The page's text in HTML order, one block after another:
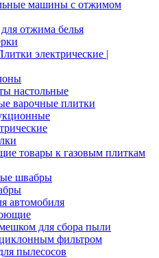
машины с отжимом
отжима белья
электрические |
настольные
варочные плитки
товары к газовым плиткам
швабры
автомобиля
для сбора пыли
фильтром
пылесосов